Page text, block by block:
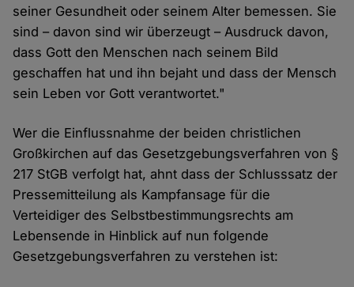
seiner Gesundheit oder seinem Alter bemessen. Sie
sind – davon sind wir überzeugt – Ausdruck davon,
dass Gott den Menschen nach seinem Bild
geschaffen hat und ihn bejaht und dass der Mensch
sein Leben vor Gott verantwortet."
Wer die Einflussnahme der beiden christlichen
Großkirchen auf das Gesetzgebungsverfahren von §
217 StGB verfolgt hat, ahnt dass der Schlusssatz der
Pressemitteilung als Kampfansage für die
Verteidiger des Selbstbestimmungsrechts am
Lebensende in Hinblick auf nun folgende
Gesetzgebungsverfahren zu verstehen ist: